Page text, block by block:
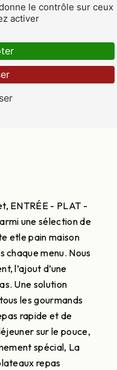
ENTRÉE - PLAT -
une sélection de
etle pain maison
chaque menu. Nous
l’ajout d’une
Une solution
les gourmands
rapide et de
sur le pouce,
spécial, La
repas
le contrôle sur ceux
activer